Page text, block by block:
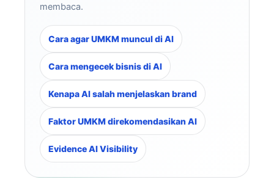
membaca.
Cara agar UMKM muncul di AI
Cara mengecek bisnis di AI
Kenapa AI salah menjelaskan brand
Faktor UMKM direkomendasikan AI
Evidence AI Visibility